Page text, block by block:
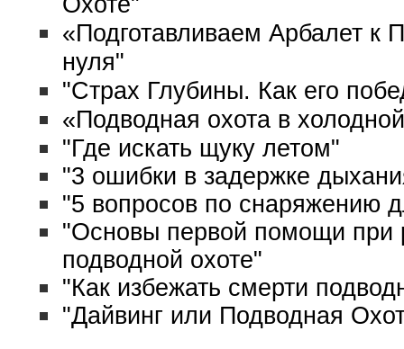
«Подготавливаем Арбалет к
нуля"
"Страх Глубины. Как его
«Подводная охота в
"Где искать щуку летом"
"3 ошибки в задержке
"5 вопросов по снаряжению
"Основы первой помощи при
подводной охоте"
"Как избежать смерти
"Дайвинг или Подводная